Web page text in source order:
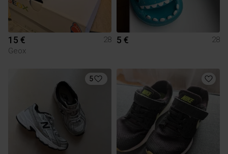
15 €
28
Geox
5 € 28
5